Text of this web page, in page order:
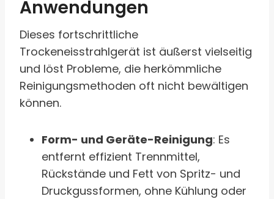
Anwendungen
Dieses fortschrittliche
Trockeneisstrahlgerät ist äußerst vielseitig
und löst Probleme, die herkömmliche
Reinigungsmethoden oft nicht bewältigen
können.
Form- und Geräte-Reinigung: Es
entfernt effizient Trennmittel,
Rückstände und Fett von Spritz- und
Druckgussformen, ohne Kühlung oder